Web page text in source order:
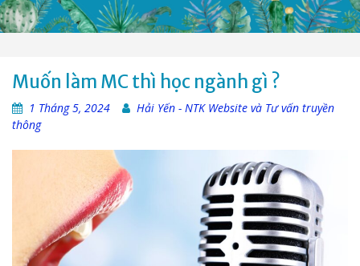
Muốn làm MC thì học ngành gì ?
1 Tháng 5, 2024
Hải Yến - NTK Website và Tư vấn truyền
thông